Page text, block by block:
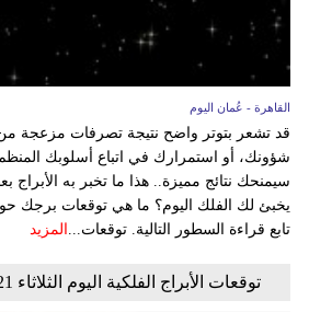
القاهرة - عُمان اليوم
قد تشعر بتوتر واضح نتيجة تصرفات
شؤونك، أو استمرارك في اتباع أسلوبك
سيمنحك نتائج مميزة.. هذا ما تخبر به الأبراج
يخبئ لك الفلك اليوم؟ ما هي توقعات برجك
تابع قراءة السطور التالية. توقعات... المزيد
توقعات الأبراج الفلكية اليوم الثلاثاء 21 أبريل / نيسان 2026